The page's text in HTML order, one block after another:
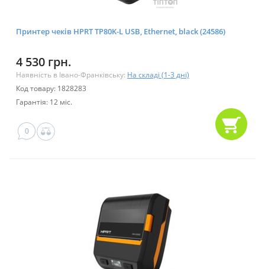
Принтер чеків HPRT TP80K-L USB, Ethernet, black (24586)
4 530 грн.
Наявність в Івано-Франківську: На складі (1-3 дні)
Код товару: 1828283
Гарантія: 12 міс.
0